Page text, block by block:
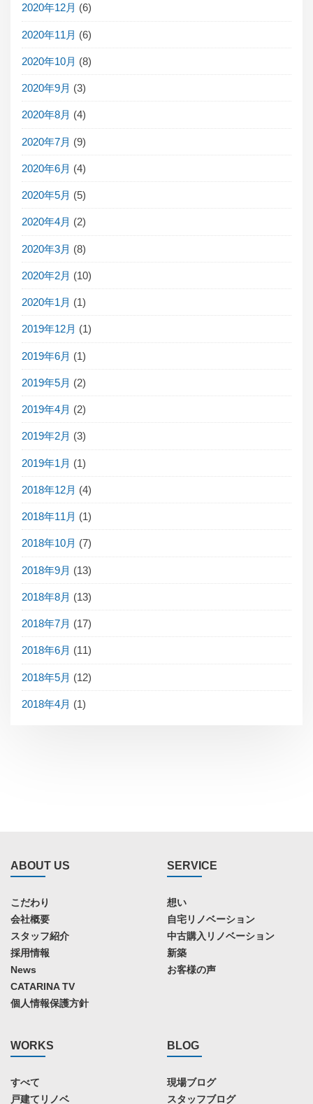
2020年12月 (6)
2020年11月 (6)
2020年10月 (8)
2020年9月 (3)
2020年8月 (4)
2020年7月 (9)
2020年6月 (4)
2020年5月 (5)
2020年4月 (2)
2020年3月 (8)
2020年2月 (10)
2020年1月 (1)
2019年12月 (1)
2019年6月 (1)
2019年5月 (2)
2019年4月 (2)
2019年2月 (3)
2019年1月 (1)
2018年12月 (4)
2018年11月 (1)
2018年10月 (7)
2018年9月 (13)
2018年8月 (13)
2018年7月 (17)
2018年6月 (11)
2018年5月 (12)
2018年4月 (1)
ABOUT US
こだわり
会社概要
スタッフ紹介
採用情報
News
CATARINA TV
個人情報保護方針
SERVICE
想い
自宅リノベーション
中古購入リノベーション
新築
お客様の声
WORKS
すべて
戸建てリノベ
BLOG
現場ブログ
スタッフブログ